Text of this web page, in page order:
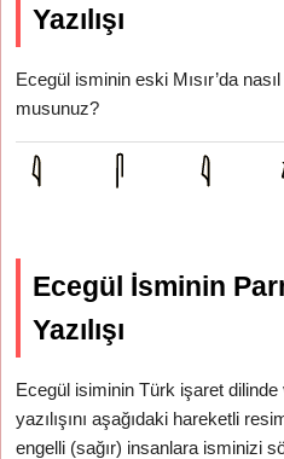
Yazılışı
Ecegül isminin eski Mısır’da
musunuz?
Ecegül İsminin
Yazılışı
Ecegül isiminin Türk işaret
yazılışını aşağıdaki hareketli
engelli (sağır) insanlara isminizi